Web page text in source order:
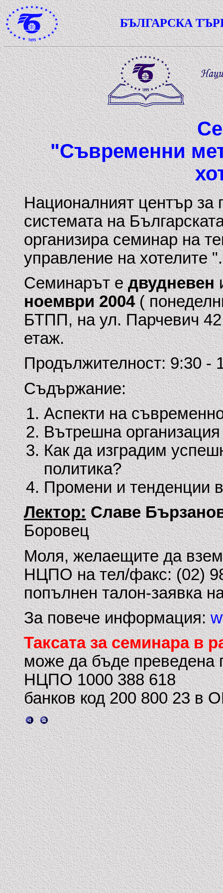
БЪЛГАРСКА
"Съвременни
Националният център за
системата на
организира семинар на
управление на хотелите ".
Семинарът едвудневен
ноември 2004(
БТПП, на ул. Парчевич
етаж.
Продължителност: 9:30 -
Съдържание:
Аспекти на
Вътрешна
Как да изградим
политика?
Промени и тенденции
Лектор:Славе
Боровец
Моля, желаещите да
НЦПО на тел/факс: (02)
попълнен талон-заявка
За повече информация:
Таксата за семинара в
може да бъде преведена
НЦПО 1000 388 618
банков код 200 800 23 в